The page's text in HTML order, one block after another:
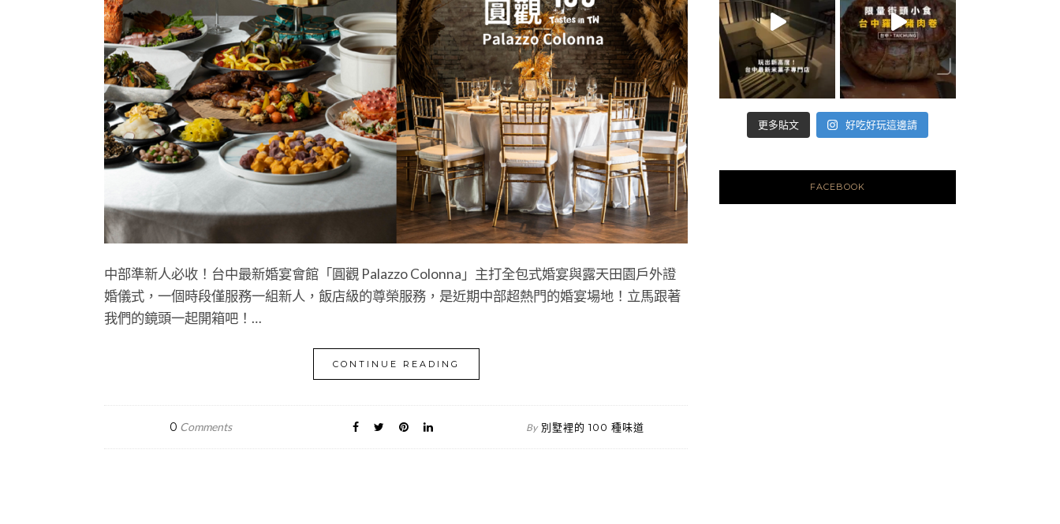
中部準新人必收！台中最新婚宴會館「圓觀 Palazzo Colonna」主打全包式婚宴與露天田園戶外證
婚儀式，一個時段僅服務一組新人，飯店級的尊榮服務，是近期中部超熱門的婚宴場地！立馬跟著
我們的鏡頭一起開箱吧！…
CONTINUE READING
0 Comments By 別墅裡的 100 種味道
更多貼文 好吃好玩這邊請
FACEBOOK